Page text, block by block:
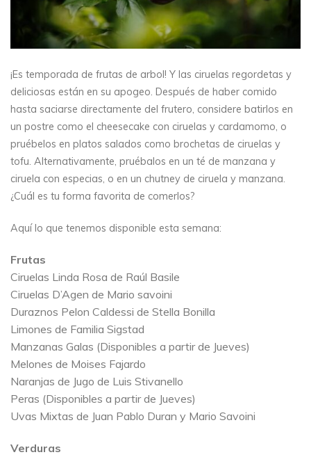
¡Es temporada de frutas de arbol! Y las ciruelas regordetas y
deliciosas están en su apogeo. Después de haber comido
hasta saciarse directamente del frutero, considere batirlos en
un postre como el cheesecake con ciruelas y cardamomo, o
pruébelos en platos salados como brochetas de ciruelas y
tofu. Alternativamente, pruébalos en un té de manzana y
ciruela con especias, o en un chutney de ciruela y manzana.
¿Cuál es tu forma favorita de comerlos?
Aquí lo que tenemos disponible esta semana:
Frutas
Ciruelas Linda Rosa de Raúl Basile
Ciruelas D’Agen de Mario savoini
Duraznos Pelon Caldessi de Stella Bonilla
Limones de Familia Sigstad
Manzanas Galas (Disponibles a partir de Jueves)
Melones de Moises Fajardo
Naranjas de Jugo de Luis Stivanello
Peras (Disponibles a partir de Jueves)
Uvas Mixtas de Juan Pablo Duran y Mario Savoini
Verduras